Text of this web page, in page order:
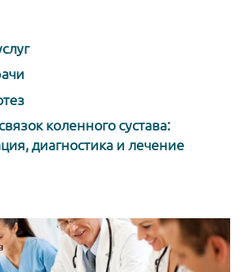
коленного сустава:
диагностика и лечение